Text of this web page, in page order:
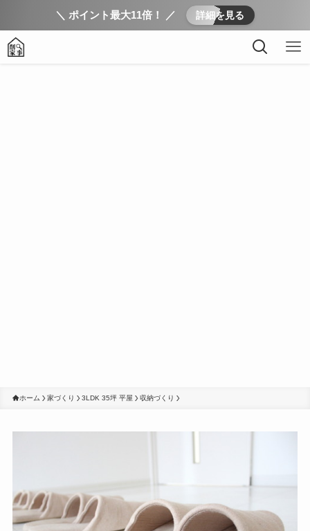
＼ ポイント最大11倍！ ／ 詳細を見る
ホーム 家づくり 3LDK 35坪 平屋 収納づくり